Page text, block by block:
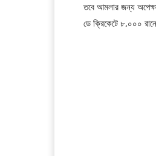
তবে আমলার জন্য
ডে ক্রিকেটে ৮,০০০